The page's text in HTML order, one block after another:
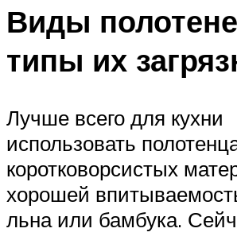
Виды
типы их
Лучше всего для кухни
использовать
коротковорсистых
хорошей
льна или бамбука.